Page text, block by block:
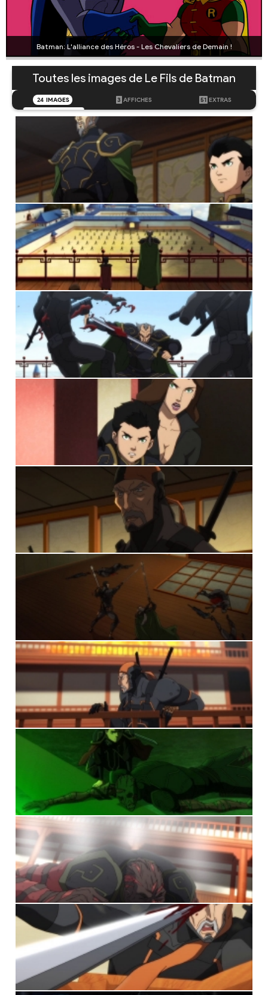
Batman: L'alliance des Héros - Les Chevaliers de Demain !
Toutes les images de Le Fils de Batman
24 IMAGES 3 AFFICHES 51 EXTRAS